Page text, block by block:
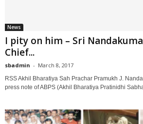
News
I pity on him – Sri
Chief...
sbadmin - March 8, 2017
RSS Akhil Bharatiya Sah Prachar Pramukh J.
press note of ABPS (Akhil Bharatiya Pratinidhi